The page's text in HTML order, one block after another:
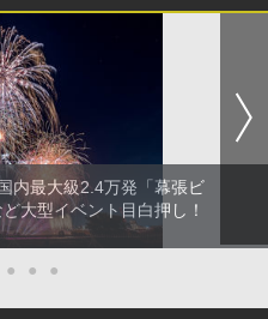
内最大級2.4万発「幕張ビ
大型イベント目白押し！
● ● ●